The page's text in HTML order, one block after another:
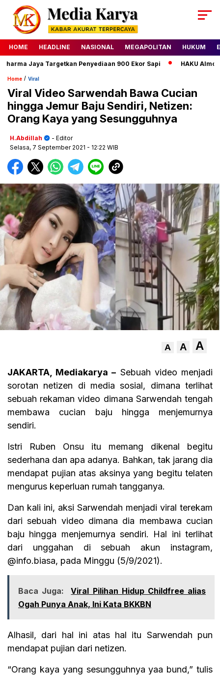
HOME HEADLINE NASIONAL MEGAPOLITAN HUKUM
Jaya Targetkan Penyediaan 900 Ekor Sapi HAKU
Home / Viral
Viral Video Sarwendah Bawa Cucian
hingga Jemur Baju Sendiri, Netizen:
Orang Kaya yang Sesungguhnya
H.Abdillah
- Editor
Selasa, 7 September 2021 - 12:22 WIB
A A A
JAKARTA, Mediakarya – Sebuah video menjadi
sorotan netizen di media sosial, dimana terlihat
sebuah rekaman video dimana Sarwendah tengah
membawa cucian baju hingga menjemurnya
sendiri.
Istri Ruben Onsu itu memang dikenal begitu
sederhana dan apa adanya. Bahkan, tak jarang dia
mendapat pujian atas aksinya yang begitu telaten
mengurus keperluan rumah tangganya.
Dan kali ini, aksi Sarwendah menjadi viral terekam
dari sebuah video dimana dia membawa cucian
baju hingga menjemurnya sendiri. Hal ini terlihat
dari unggahan di sebuah akun instagram,
@info.biasa, pada Minggu (5/9/2021).
Baca Juga:
Viral Pilihan Hidup Childfree alias
Ogah Punya Anak, Ini Kata BKKBN
Alhasil, dari hal ini atas hal itu Sarwendah pun
mendapat pujian dari netizen.
“Orang kaya yang sesungguhnya yaa bund,” tulis